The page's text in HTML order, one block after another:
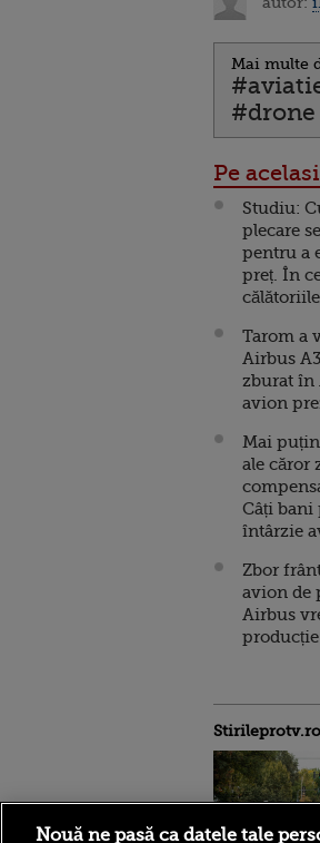
Mai multe
#drone
Pe
Studiu:
plecare
pentru a
preț. În
călătoriile
Tarom a
Airbus
zburat în
avion
Mai
ale căror
Câți bani
întârzie
Zbor
avion de
Airbus
Stirileprotv.ro
Nouă ne pasă ca datele tale